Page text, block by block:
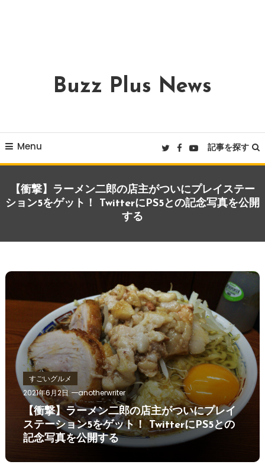
Buzz Plus News
Menu 記事を探す
【衝撃】ラーメン二郎の店主がついにプレイステー
ション5をゲット！ TwitterにPS5との記念写真を公開
する
すごいグルメ
2021年6月2日
anotherwriter
【衝撃】ラーメン二郎の店主がついにプレイ
ステーション5をゲット！ TwitterにPS5との
記念写真を公開する